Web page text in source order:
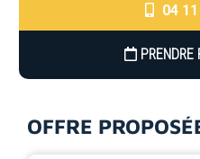
04
PRENDRE
OFFRE